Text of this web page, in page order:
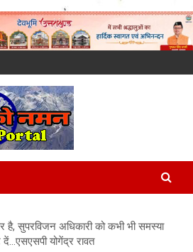
Today, Breaking
News in
है, सुपरविजन अधिकारी को कभी भी समस्या
योगेंद्र रावत